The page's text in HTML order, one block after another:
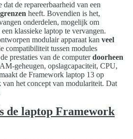
de repareerbaarheid van een
grenzen heeft. Bovendien is het,
onderdelen, mogelijk om
klassieke laptop te vervangen.
modulair apparaat kan veel
compatibiliteit tussen modules
prestaties van de computerdoorheen
geheugen, opslagcapaciteit, CPU,
de Framework laptop 13 op
het concept van modulariteit. Dat
de laptop Framework